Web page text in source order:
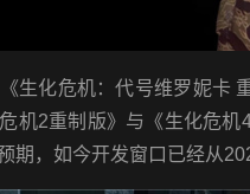
化危机：代号维罗妮卡
机2重制版》与《生化危
期，如今开发窗口已经从